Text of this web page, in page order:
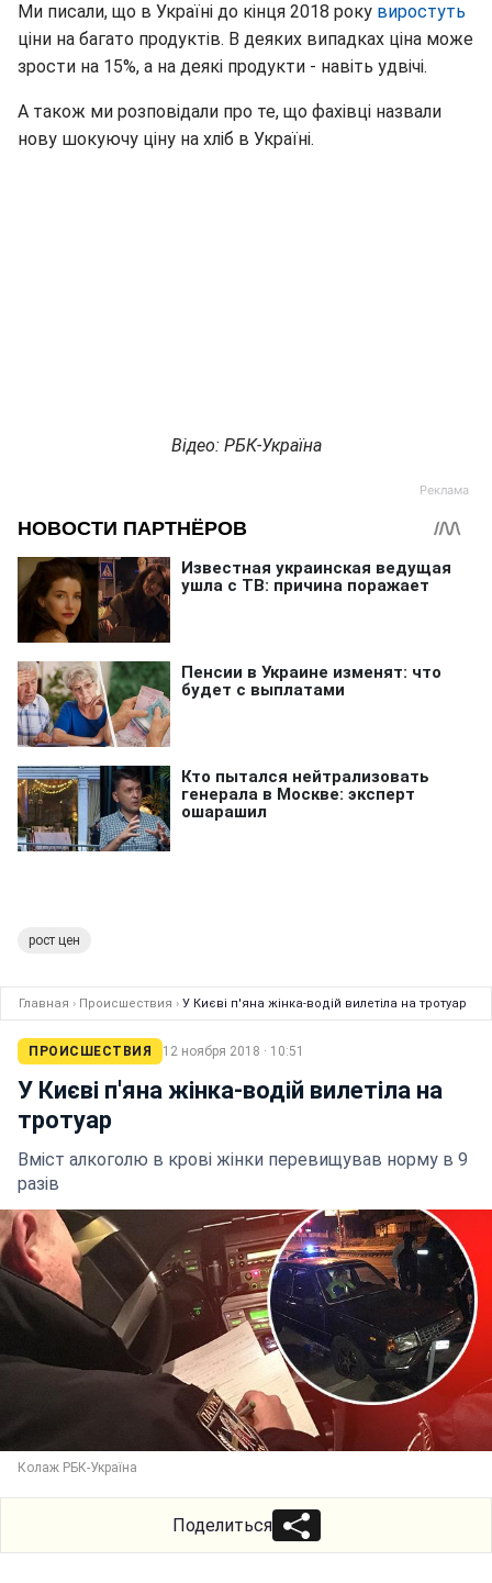
Ми писали, що в Україні до кінця 2018 року виростуть
ціни на багато продуктів. В деяких випадках ціна може
зрости на 15%, а на деякі продукти - навіть удвічі.
А також ми розповідали про те, що фахівці назвали
нову шокуючу ціну на хліб в Україні.
Відео: РБК-Україна
рост цен
Главная › Происшествия › У Києві п'яна жінка-водій вилетіла на тротуар
ПРОИСШЕСТВИЯ 12 ноября 2018 · 10:51
У Києві п'яна жінка-водій вилетіла на
тротуар
Вміст алкоголю в крові жінки перевищував норму в 9
разів
Колаж РБК-Україна
Поделиться